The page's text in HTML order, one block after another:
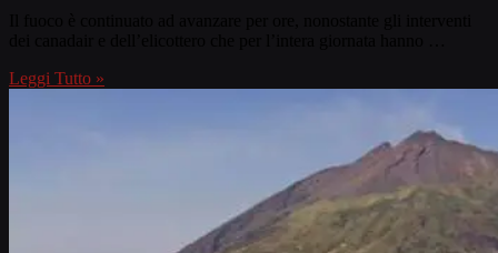
Leggi Tutto »